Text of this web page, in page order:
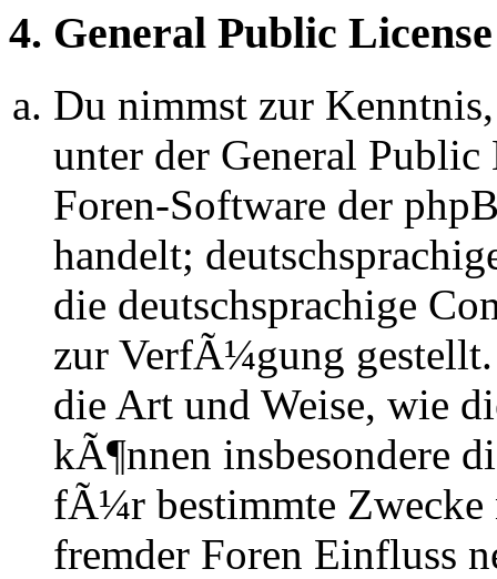
4. General Public License
Du nimmst zur
unter der General
Foren-Software der
handelt;
die deutschsprachige
zur VerfÃ¼gung
die Art und Weise, wie
kÃ¶nnen insbesondere
fÃ¼r bestimmte Zwecke
fremder Foren Einfluss